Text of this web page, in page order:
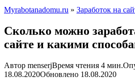
Myrabotanadomu.ru » Заработок на
Сколько можно
сайте и какими
Автор menserjВремя чтения 4 мин.
18.08.2020Обновлено 18.08.2020